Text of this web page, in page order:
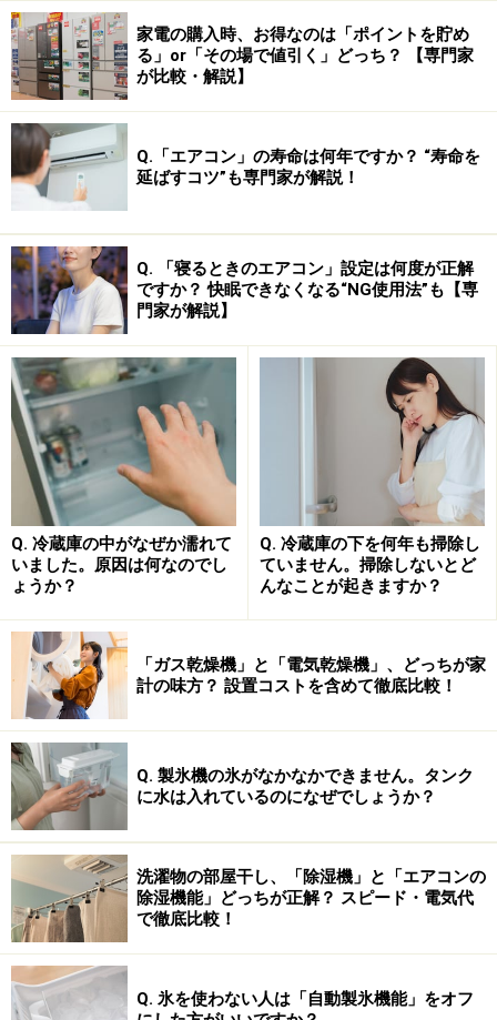
●英語系辞書…
・英和辞典は、「ジーニアス英和辞典」(*1)
・和英辞典は、「ジーニアス
・英英辞典は、「ロングマン現代アメリカ英語辞典」
(*3)
・類語辞典は、「英語 類語辞典」(*4)
・会話集として、「
と［場面攻略編］の2つ。合計で英語系は6冊が収録され
ています。
*1： ジーニアス英和辞典は、定評のある上級学習英和
辞典です。中学・高校で学習する基本語の記述の
詳しさは、随一です。英語を読む時だけでなく、
書く時にも使える、文法や語法説明が非常に充実
した辞書です。
*2： ジーニアス 第2版は、和英の中に英和の機
能を組み込んだハイブリッド方式を採用している
和英辞典で、03年12月ほぼ全面改訂され新語も大
幅に増強されました。使い分け方なども詳しく説
明がされています。
*3：
ロングマン現代
語彙で定義が書かれた学習用英英辞典です。ロン
グマン現代英英辞典を基に
アメリカ英語に特化
て編集された辞典です。アメリカ英語独自の慣用
表現が多く収録されています。
*4： 英語 類語辞典は、英単語を入力すると日本語で似
た意味を持つ英単語を調べられる辞典です。語彙
力のアップに効果的です。なお書籍版はありませ
家電の購入時、お得なのは「ポイントを貯め
る」or「その場で値引く」どっち？ 【専門家
が比較・解説】
Q.「エアコン」の寿命は何年ですか？ “寿命を
延ばすコツ”も専門家が解説！
Q. 「寝るときのエアコン」設定は何度が正解
ですか？ 快眠できなくなる“NG使用法”も【専
門家が解説】
Q. 冷蔵庫の中がなぜか濡れて
いました。原因は何なのでし
ょうか？
Q. 冷蔵庫の下を何年も掃除し
ていません。掃除しないとど
んなことが起きますか？
「ガス乾燥機」と「電気乾燥機」、どっちが家
計の味方？ 設置コストを含めて徹底比較！
Q. 製氷機の氷がなかなかできません。タンク
に水は入れているのになぜでしょうか？
洗濯物の部屋干し、「除湿機」と「エアコンの
除湿機能」どっちが正解？ スピード・電気代
で徹底比較！
Q. 氷を使わない人は「自動製氷機能」をオフ